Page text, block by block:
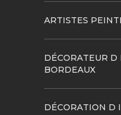
ARTISTES
DÉCORATEUR D
BORDEAUX
DÉCORATION D